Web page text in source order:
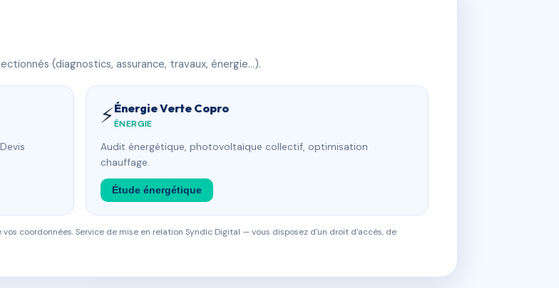
(diagnostics, assurance, travaux, énergie…).
⚡Énergie Verte Copro
ÉNERGIE
Audit énergétique, photovoltaïque collectif, optimisation
chauffage.
Étude énergétique
coordonnées. Service de mise en relation Syndic Digital — vous disposez d'un droit d'accès, de